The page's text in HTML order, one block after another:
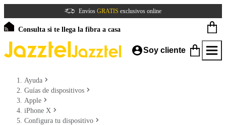
Envíos GRATIS exclusivos online
Consulta si te llega la fibra a casa
Soy cliente
Ayuda
Guías de dispositivos
Apple
iPhone X
Configura tu dispositivo